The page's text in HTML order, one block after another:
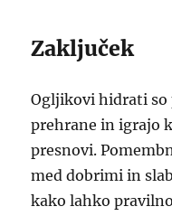
Zaključek
Ogljikovi hidrati so
prehrane in igrajo
presnovi.
med dobrimi in
kako lahko